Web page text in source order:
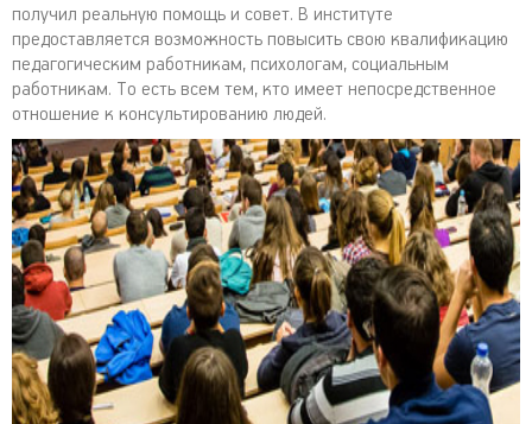
получил реальную помощь и совет. В институте
предоставляется возможность повысить свою квалификацию
педагогическим работникам, психологам, социальным
работникам. То есть всем тем, кто имеет непосредственное
отношение к консультированию людей.